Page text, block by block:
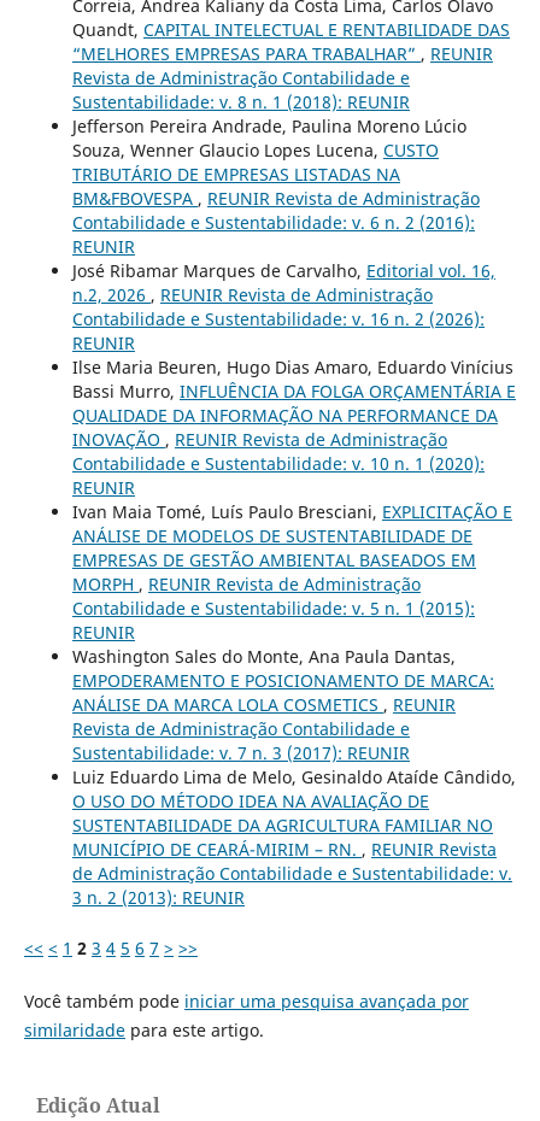
Correia, Andrea Kaliany da Costa Lima, Carlos Olavo
Quandt, CAPITAL INTELECTUAL E RENTABILIDADE DAS
“MELHORES EMPRESAS PARA TRABALHAR” , REUNIR
Revista de Administração Contabilidade e
Sustentabilidade: v. 8 n. 1 (2018): REUNIR
Jefferson Pereira Andrade, Paulina Moreno Lúcio
Souza, Wenner Glaucio Lopes Lucena, CUSTO
TRIBUTÁRIO DE EMPRESAS LISTADAS NA
BM&FBOVESPA , REUNIR Revista de Administração
Contabilidade e Sustentabilidade: v. 6 n. 2 (2016):
REUNIR
José Ribamar Marques de Carvalho, Editorial vol. 16,
n.2, 2026 , REUNIR Revista de Administração
Contabilidade e Sustentabilidade: v. 16 n. 2 (2026):
REUNIR
Ilse Maria Beuren, Hugo Dias Amaro, Eduardo Vinícius
Bassi Murro, INFLUÊNCIA DA FOLGA ORÇAMENTÁRIA E
QUALIDADE DA INFORMAÇÃO NA PERFORMANCE DA
INOVAÇÃO , REUNIR Revista de Administração
Contabilidade e Sustentabilidade: v. 10 n. 1 (2020):
REUNIR
Ivan Maia Tomé, Luís Paulo Bresciani, EXPLICITAÇÃO E
ANÁLISE DE MODELOS DE SUSTENTABILIDADE DE
EMPRESAS DE GESTÃO AMBIENTAL BASEADOS EM
MORPH , REUNIR Revista de Administração
Contabilidade e Sustentabilidade: v. 5 n. 1 (2015):
REUNIR
Washington Sales do Monte, Ana Paula Dantas,
EMPODERAMENTO E POSICIONAMENTO DE MARCA:
ANÁLISE DA MARCA LOLA COSMETICS , REUNIR
Revista de Administração Contabilidade e
Sustentabilidade: v. 7 n. 3 (2017): REUNIR
Luiz Eduardo Lima de Melo, Gesinaldo Ataíde Cândido,
O USO DO MÉTODO IDEA NA AVALIAÇÃO DE
SUSTENTABILIDADE DA AGRICULTURA FAMILIAR NO
MUNICÍPIO DE CEARÁ-MIRIM – RN. , REUNIR Revista
de Administração Contabilidade e Sustentabilidade: v.
3 n. 2 (2013): REUNIR
<< < 1 2 3 4 5 6 7 > >>
Você também pode iniciar uma pesquisa avançada por
similaridadepara este artigo.
Edição Atual